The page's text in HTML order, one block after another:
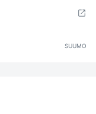
SUUMO